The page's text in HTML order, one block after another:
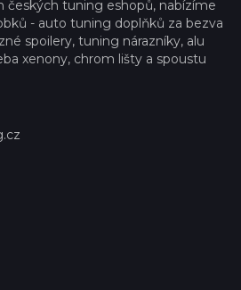
českých tuning eshopů, nabízíme
- auto tuning doplňků za bezva
spoilery, tuning nárazníky, alu
xenony, chrom lišty a spoustu